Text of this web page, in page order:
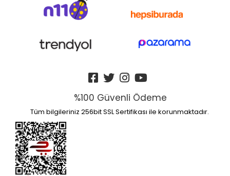
%100 Güvenli Ödeme
Tüm bilgileriniz 256bit SSL Sertifikası ile korunmaktadır.